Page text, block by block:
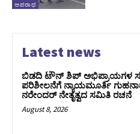
ಅಪರಾಧ
Latest news
ಬಿಡದಿ ಟೌನ್ ಶಿಪ್ ಅಭಿಪ್ರಾಯಗಳ
ಪರಿಶೀಲನೆಗೆ ನ್ಯಾಯಮೂರ್ತಿ
ನರೇಂದರ್ ನೇತೃತ್ವದ ಸಮಿತಿ ರಚನೆ
August 8, 2026